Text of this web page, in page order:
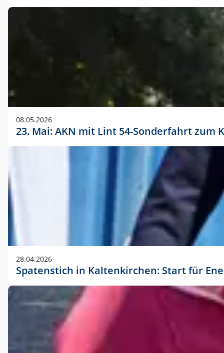
08.05.2026
23. Mai: AKN mit Lint 54-Sonderfahrt
28.04.2026
Spatenstich in Kaltenkirchen: Start für